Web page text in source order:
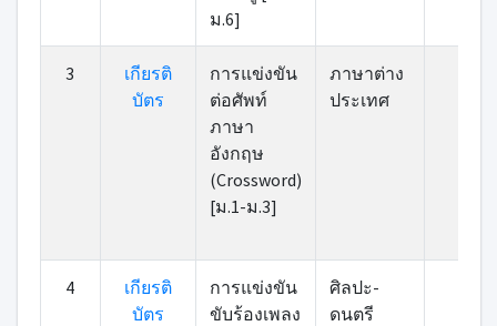
ม.6]
3
เกียรติ
บัตร
การแข่งขัน
ต่อศัพท์
ภาษา
อังกฤษ
(Crossword)
[ม.1-ม.3]
ภาษาต่าง
ประเทศ
4
เกียรติ
บัตร
การแข่งขัน
ขับร้องเพลง
ศิลปะ-
ดนตรี